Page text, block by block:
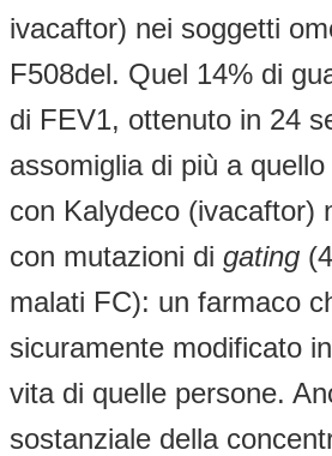
ivacaftor) nei soggetti
F508del. Quel 14% di
di FEV1, ottenuto in 24
assomiglia di più a
con Kalydeco (ivacaftor)
con mutazioni di gating
malati FC): un farmaco
sicuramente modificato
vita di quelle persone.
sostanziale della